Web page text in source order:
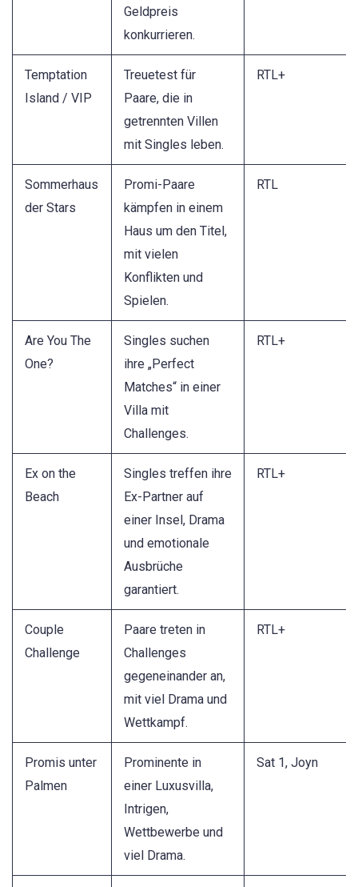
Geldpreis
konkurrieren.
Temptation
Island / VIP
Treuetest für
Paare, die in
getrennten Villen
mit Singles leben.
RTL+
Sommerhaus
der Stars
Promi-Paare
kämpfen in einem
Haus um den Titel,
mit vielen
Konflikten und
Spielen.
RTL
Are You The
One?
Singles suchen
ihre „Perfect
Matches“ in einer
Villa mit
Challenges.
RTL+
Ex on the
Beach
Singles treffen ihre
Ex-Partner auf
einer Insel, Drama
und emotionale
Ausbrüche
garantiert.
RTL+
Couple
Challenge
Paare treten in
Challenges
gegeneinander an,
mit viel Drama und
Wettkampf.
RTL+
Promis unter
Palmen
Prominente in
einer Luxusvilla,
Intrigen,
Wettbewerbe und
viel Drama.
Sat 1, Joyn